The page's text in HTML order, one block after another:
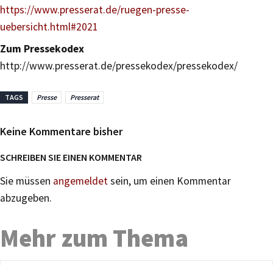
https://www.presserat.de/ruegen-presse-
uebersicht.html#2021
Zum Pressekodex
http://www.presserat.de/pressekodex/pressekodex/
TAGS Presse Presserat
Keine Kommentare bisher
SCHREIBEN SIE EINEN KOMMENTAR
Sie müssen angemeldetsein, um einen Kommentar
abzugeben.
Mehr zum Thema